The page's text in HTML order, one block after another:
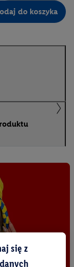
do koszyka
się z